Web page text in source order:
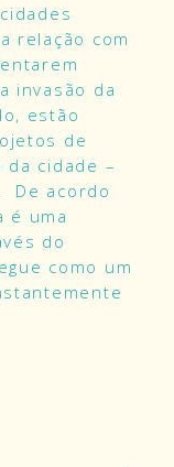
relação com
invasão da
estão
de
da cidade –
De acordo
é uma
do
como um